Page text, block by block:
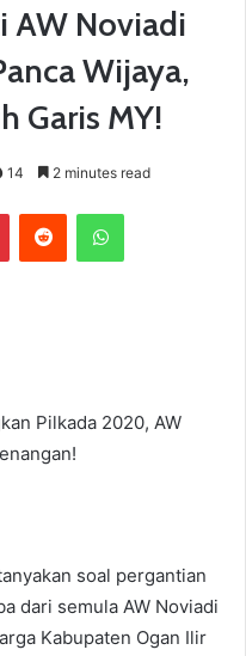
AW Noviadi
Wijaya,
Garis MY!
14 2 minutes read
Pilkada 2020, AW
soal pergantian
dari semula AW Noviadi
Kabupaten Ogan Ilir